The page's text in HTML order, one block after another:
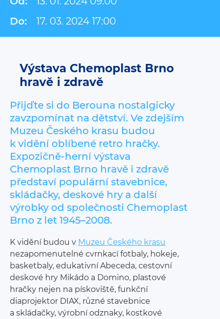
Do:
17. 03. 2024 17:00
Výstava Chemoplast Brno
hravě i zdravě
Přijďte si do Berouna nostalgicky
zavzpomínat na dětství. Ve zdejším
Muzeu Českého krasu budou
k vidění oblíbené retro hračky.
Expozičně-herní výstava
Chemoplast Brno hravě i zdravě
představí populární stavebnice,
skládačky, deskové hry a další
výrobky od společnosti Chemoplast
Brno z let 1945–2008.
K vidění budou v Muzeu Českého krasu
nezapomenutelné cvrnkací fotbaly, hokeje,
basketbaly, edukativní Abeceda, cestovní
deskové hry Mikádo a Domino, plastové
hračky nejen na pískoviště, funkční
diaprojektor DIAX, různé stavebnice
a skládačky, výrobní odznaky, kostkové